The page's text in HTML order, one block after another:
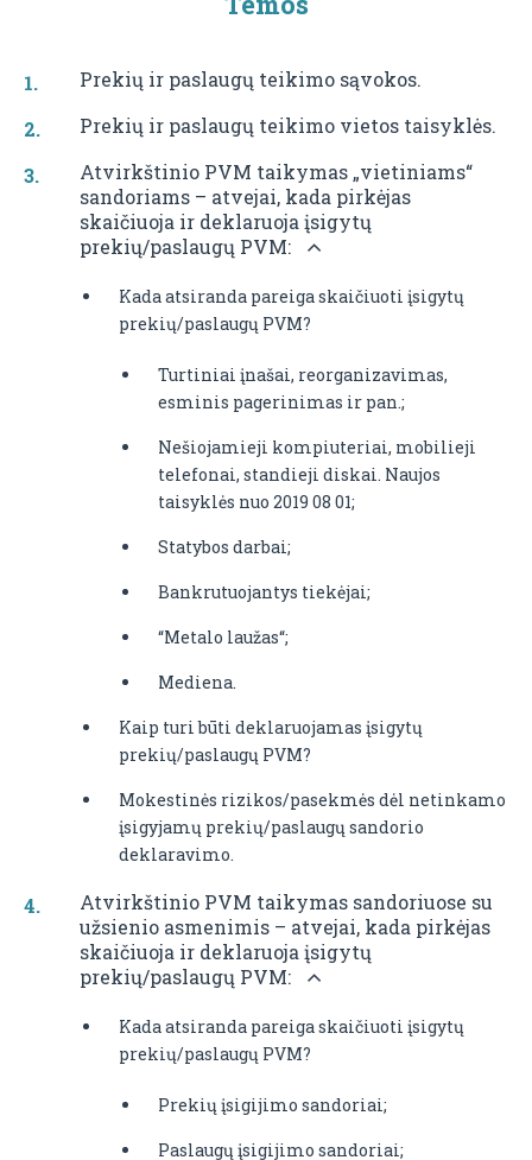
Prekių ir paslaugų teikimo sąvokos.
Prekių ir paslaugų teikimo vietos taisyklės.
Atvirkštinio PVM taikymas „vietiniams“
sandoriams – atvejai, kada pirkėjas
skaičiuoja ir deklaruoja įsigytų
prekių/paslaugų PVM:
Kada atsiranda pareiga skaičiuoti įsigytų
prekių/paslaugų PVM?
Turtiniai įnašai, reorganizavimas,
esminis pagerinimas ir pan.;
Nešiojamieji kompiuteriai, mobilieji
telefonai, standieji diskai. Naujos
taisyklės nuo 2019 08 01;
Statybos darbai;
Bankrutuojantys tiekėjai;
“Metalo laužas“;
Mediena.
Kaip turi būti deklaruojamas įsigytų
prekių/paslaugų PVM?
Mokestinės rizikos/pasekmės dėl netinkamo
įsigyjamų prekių/paslaugų sandorio
deklaravimo.
Atvirkštinio PVM taikymas sandoriuose su
užsienio asmenimis – atvejai, kada pirkėjas
skaičiuoja ir deklaruoja įsigytų
prekių/paslaugų PVM:
Kada atsiranda pareiga skaičiuoti įsigytų
prekių/paslaugų PVM?
Prekių įsigijimo sandoriai;
Paslaugų įsigijimo sandoriai;